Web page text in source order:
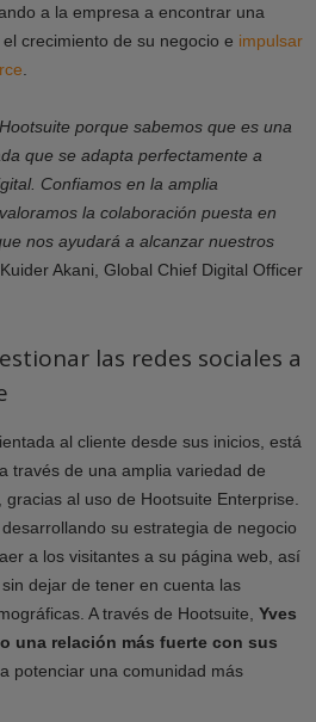
a la empresa a encontrar una
crecimiento de su negocio e impulsar
porque sabemos que es una
que se adapta perfectamente a
Confiamos en la amplia
la colaboración puesta en
nos ayudará a alcanzar nuestros
Akani, Global Chief Digital Officer
las redes sociales a
al cliente desde sus inicios, está
través de una amplia variedad de
al uso de Hootsuite Enterprise.
su estrategia de negocio
a los visitantes a su página web, así
dejar de tener en cuenta las
A través de Hootsuite, Yves
una relación más fuerte con sus
potenciar una comunidad más